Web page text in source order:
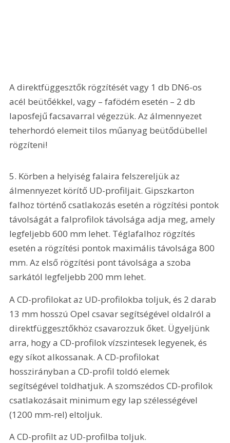
A direktfüggesztők rögzítését vagy 1 db DN6-os
acél beütőékkel, vagy – fafödém esetén – 2 db
laposfejű facsavarral végezzük. Az álmennyezet
teherhordó elemeit tilos műanyag beütődübellel
rögzíteni!
5. Körben a helyiség falaira felszereljük az
álmennyezet körítő UD-profiljait. Gipszkarton
falhoz történő csatlakozás esetén a rögzítési pontok
távolságát a falprofilok távolsága adja meg, amely
legfeljebb 600 mm lehet. Téglafalhoz rögzítés
esetén a rögzítési pontok maximális távolsága 800
mm. Az első rögzítési pont távolsága a szoba
sarkától legfeljebb 200 mm lehet.
A CD-profilokat az UD-profilokba toljuk, és 2 darab
13 mm hosszú Opel csavar segítségével oldalról a
direktfüggesztőkhöz csavarozzuk őket. Ügyeljünk
arra, hogy a CD-profilok vízszintesek legyenek, és
egy síkot alkossanak. A CD-profilokat
hosszirányban a CD-profil toldó elemek
segítségével toldhatjuk. A szomszédos CD-profilok
csatlakozásait minimum egy lap szélességével
(1200 mm-rel) eltoljuk.
A CD-profilt az UD-profilba toljuk.